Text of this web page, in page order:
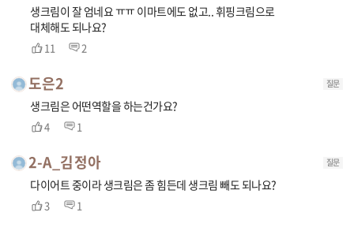
생크림이 잘 엄네요 ㅠㅠ 이마트에도 없고.. 휘핑크림으로
대체해도 되나요?
11 2
도은2 질문
생크림은 어떤역할을 하는건가요?
4 1
2-A_김정아 질문
다이어트 중이라 생크림은 좀 힘든데 생크림 빼도 되나요?
3 1